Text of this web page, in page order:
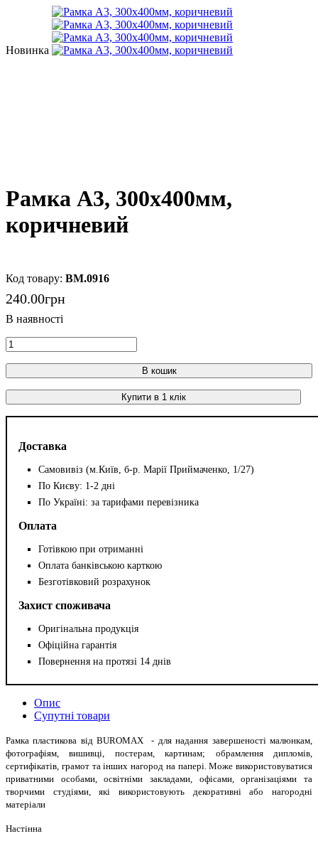
Новинка
Рамка А3, 300х400мм,
коричневий
BM.0916
240.00грн
В кошик
Купити в 1 клік
Доставка
Самовивіз (м.Київ, б-р. Марії Приймаченко, 1/27)
По Києву: 1-2 дні
По Україні: за тарифами перевізника
Оплата
Готівкою при отриманні
Оплата банківською карткою
Безготівковий розрахунок
Захист споживача
Оригінальна продукція
Офіційна гарантія
Повернення на протязі 14 днів
Опис
Супутні товари
Рамка пластикова від BUROMAX - для надання завершеності малюнкам,
фотографіям, вишивці, постерам, картинам; обрамлення дипломів,
сертифікатів, грамот та інших нагород на папері. Може використовуватися
приватними особами, освітніми закладами, офісами, організаціями та
творчими студіями, які використовують декоративні або нагородні
матеріали
Настінна